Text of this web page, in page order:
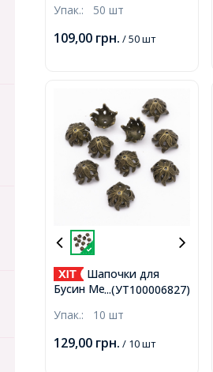
14х3.5мм, Отвір 1.5мм,
Упак.: 50 шт
109,00 грн. / 50 шт
...(УТ100006827)
Шапочки для
Бусин Металеві, Квітка,
15х10мм, Отвір 2мм,
Упак.: 10 шт
129,00 грн. / 10 шт